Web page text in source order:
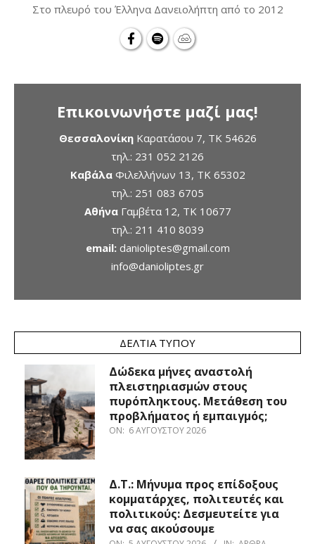
Στο πλευρό του Έλληνα Δανειολήπτη από το 2012
Επικοινωνήστε μαζί μας!
ΘεσσαλονίκηΚαρατάσου 7, TK 54626
τηλ.: 231 052 2126
ΚαβάλαΦιλελλήνων 13, ΤΚ 65302
τηλ.: 251 083 6705
ΑθήναΓαμβέτα 12, ΤΚ 10677
τηλ.: 211 410 8039
email: danioliptes@gmail.com
info@danioliptes.gr
ΔΕΛΤΊΑ ΤΎΠΟΥ
Δώδεκα μήνες αναστολή
πλειστηριασμών στους
πυρόπληκτους. Μετάθεση του
προβλήματος ή εμπαιγμός;
ON: 6 ΑΥΓΟΎΣΤΟΥ 2026
Δ.Τ.: Μήνυμα προς επίδοξους
κομματάρχες, πολιτευτές και
πολιτικούς: Δεσμευτείτε για
να σας ακούσουμε